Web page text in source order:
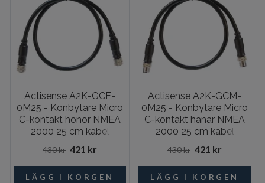
Actisense A2K-GCF-
0M25 - Könbytare Micro
C-kontakt honor NMEA
2000 25 cm kabel
430 kr 421 kr
Actisense A2K-GCM-
0M25 - Könbytare Micro
C-kontakt hanar NMEA
2000 25 cm kabel
430 kr 421 kr